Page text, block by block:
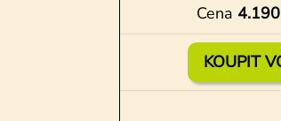
Cena
KOUPIT